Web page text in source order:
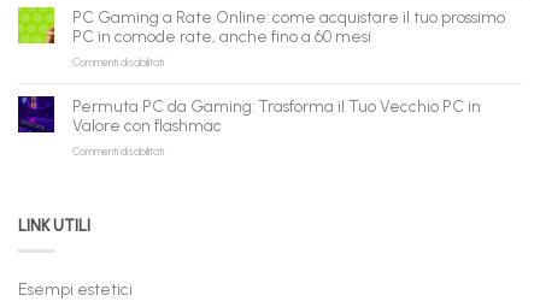
può
fare
shopping
qui
B2B
flashmac
per
Gaming
in
Pronta
Consegna
Nuovi
Ricondizionati,
Spedizione
PC Gaming a Rate Online: come acquistare il tuo prossimo
PC in comode rate, anche fino a 60 mesi
Commenti disabilitatisu
Gaming
a
Rate
Online:
Permuta PC da Gaming: Trasforma il Tuo Vecchio PC in
Valore con flashmac
Commenti disabilitatisu
LINK UTILI
Esempi estetici